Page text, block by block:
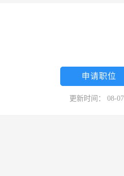
申请职位
更新时间： 08-07